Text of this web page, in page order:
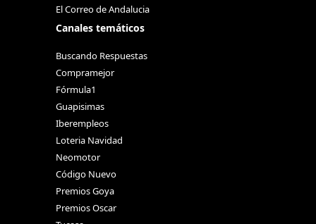
El Correo de Andalucia
Canales temáticos
Buscando Respuestas
Compramejor
Fórmula1
Guapisimas
Iberempleos
Loteria Navidad
Neomotor
Código Nuevo
Premios Goya
Premios Oscar